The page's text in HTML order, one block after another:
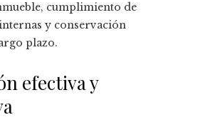
cumplimiento de
y conservación
plazo.
efectiva y